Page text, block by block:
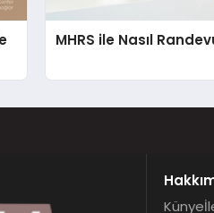
MHRS ile Nasıl
Künye